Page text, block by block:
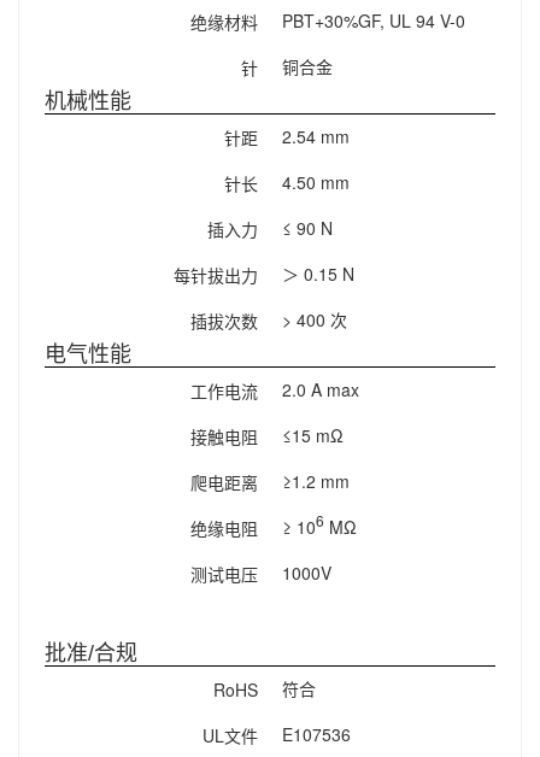
绝缘材料
PBT+30%GF, UL 94 V-0
针
铜合金
机械性能
针距
2.54 mm
针长
4.50 mm
插入力
≤ 90 N
每针拔出力
＞ 0.15 N
插拔次数
> 400 次
电气性能
工作电流
2.0 A max
接触电阻
≤15 mΩ
爬电距离
≥1.2 mm
绝缘电阻
≥ 106 MΩ
测试电压
1000V
批准/合规
RoHS
符合
UL文件
E107536